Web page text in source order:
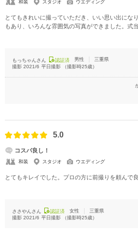
和装 スタジオ ウエディング
とてもきれいに撮っていただき、いい思い出にな
もあり、いろんな雰囲気の写真ができました。式
もっちゃんさん 認証済 男性
三重県
撮影 2021/6 平日撮影 （撮影時25歳）
5.0
コスパ良し！
和装 スタジオ ウエディング
とてもキレイでした。プロの方に前撮りを頼んで
ささやんさん 認証済 女性
三重県
撮影 2021/6 平日撮影 （撮影時25歳）